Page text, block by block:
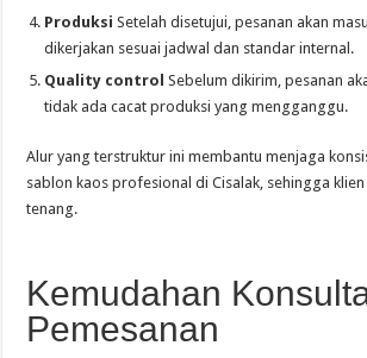
Produksi Setelah disetujui, pesanan akan
dikerjakan sesuai jadwal dan standar internal.
Quality control Sebelum dikirim, pesanan
tidak ada cacat produksi yang mengganggu.
Alur yang terstruktur ini membantu menjaga
sablon kaos profesional di Cisalak, sehingga
tenang.
Kemudahan
Pemesanan